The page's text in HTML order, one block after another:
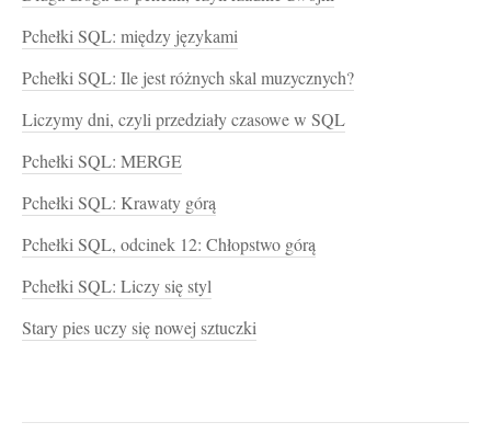
Pchełki SQL: między językami
Pchełki SQL: Ile jest różnych skal muzycznych?
Liczymy dni, czyli przedziały czasowe w SQL
Pchełki SQL: MERGE
Pchełki SQL: Krawaty górą
Pchełki SQL, odcinek 12: Chłopstwo górą
Pchełki SQL: Liczy się styl
Stary pies uczy się nowej sztuczki